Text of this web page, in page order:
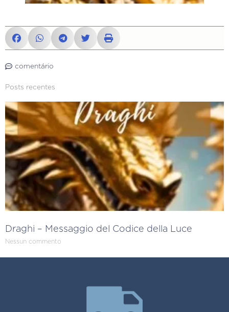
comentário
Posts recentes
Draghi – Messaggio del Codice della Luce
Nessun commento